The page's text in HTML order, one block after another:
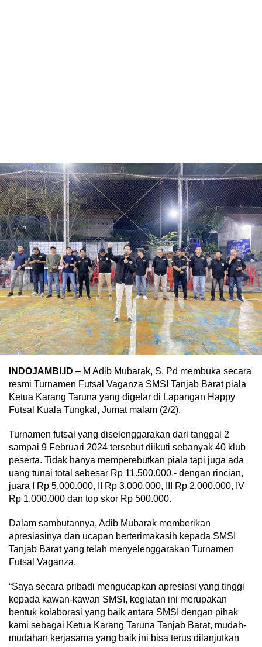
INDOJAMBI.ID – M Adib Mubarak, S. Pd membuka secara
resmi Turnamen Futsal Vaganza SMSI Tanjab Barat piala
Ketua Karang Taruna yang digelar di Lapangan Happy
Futsal Kuala Tungkal, Jumat malam (2/2).
Turnamen futsal yang diselenggarakan dari tanggal 2
sampai 9 Februari 2024 tersebut diikuti sebanyak 40 klub
peserta. Tidak hanya memperebutkan piala tapi juga ada
uang tunai total sebesar Rp 11.500.000,- dengan rincian,
juara I Rp 5.000.000, II Rp 3.000.000, III Rp 2.000.000, IV
Rp 1.000.000 dan top skor Rp 500.000.
Dalam sambutannya, Adib Mubarak memberikan
apresiasinya dan ucapan berterimakasih kepada SMSI
Tanjab Barat yang telah menyelenggarakan Turnamen
Futsal Vaganza.
“Saya secara pribadi mengucapkan apresiasi yang tinggi
kepada kawan-kawan SMSI, kegiatan ini merupakan
bentuk kolaborasi yang baik antara SMSI dengan pihak
kami sebagai Ketua Karang Taruna Tanjab Barat, mudah-
mudahan kerjasama yang baik ini bisa terus dilanjutkan